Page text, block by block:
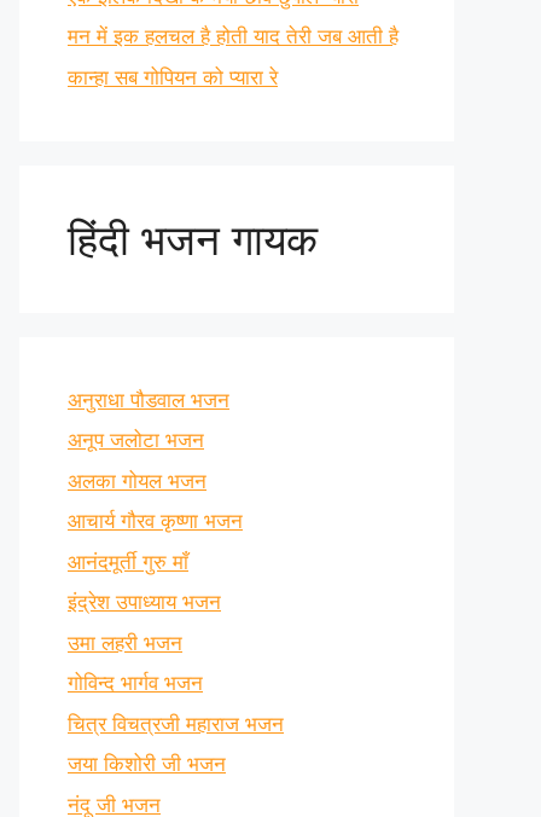
मन में इक हलचल है होती याद तेरी जब आती है
कान्हा सब गोपियन को प्यारा रे
हिंदी भजन गायक
अनुराधा पौडवाल भजन
अनूप जलोटा भजन
अलका गोयल भजन
आचार्य गौरव कृष्णा भजन
आनंदमूर्ती गुरु माँ
इंद्रेश उपाध्याय भजन
उमा लहरी भजन
गोविन्द भार्गव भजन
चित्र विचत्रजी महाराज भजन
जया किशोरी जी भजन
नंदू जी भजन